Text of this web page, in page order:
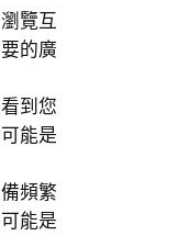
覽互
的廣
到您
能是
頻繁
能是